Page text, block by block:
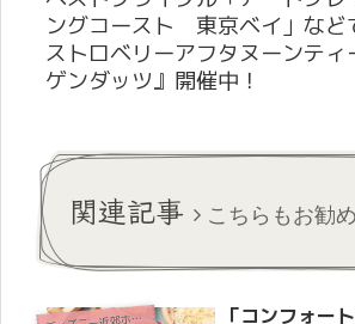
ングコースト 東京ベイ」など
ストロベリーアフタヌーンテ
ゲンダッツ』開催中！
関連記事 こちらもお勧め
ィズニー近郊ホテル
「コンフォー